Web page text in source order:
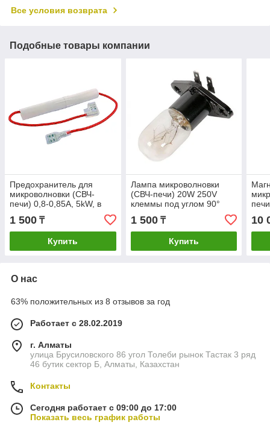
Все условия возврата
Подобные товары компании
Предохранитель для
микроволновки (СВЧ-
печи) 0,8-0,85А, 5kW, в
корпусе
1 500 ₸
Купить
Лампа микроволновки
(СВЧ-печи) 20W 250V
клеммы под углом 90°
1 500₸
Купить
10
О нас
63% положительных из 8 отзывов за год
Работает с 28.02.2019
г. Алматы
улица Брусиловского 86 угол Толеби рынок Тастак 3 ряд
46 бутик сектор Б, Алматы, Казахстан
Контакты
Сегодня работает с 09:00 до 17:00
Показать весь график работы